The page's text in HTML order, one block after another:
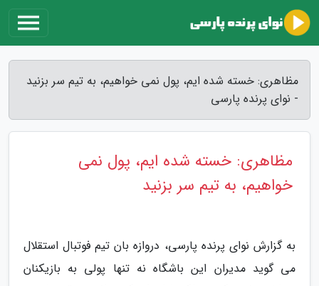
مظاهری: خسته شده ایم، پول نمی خواهیم، به تیم سر بزنید
- نوای پرنده پارسی
مظاهری: خسته شده ایم، پول نمی
خواهیم، به تیم سر بزنید
به گزارش نوای پرنده پارسی، دروازه بان تیم فوتبال استقلال
می گوید مدیران این باشگاه نه تنها پولی به بازیکنان